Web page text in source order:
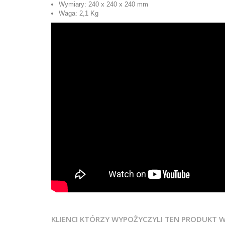
Wymiary: 240 x 240 x 240 mm
Waga: 2,1 Kg
KLIENCI KTÓRZY WYPOŻYCZYLI TEN PRODUKT